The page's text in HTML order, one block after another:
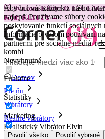
Aby bol váš zážitok z nášho
najlepší.Používame súbory
poskytovanie funkcií sociálnych
Informácie o vašom používaní
partnermi pre sociálne médiá,
kombi
Nevyhnutné
Funkčné
Štatistiky
Marketing
Povoliť všetko Povoliť vybrané
😽Svakom Klitty: O 15 €
Kód: KLITTY →
Domov
Pre ňu
Vibrátory
Reálne vibrátory
Realistický Vibrátor Elvin